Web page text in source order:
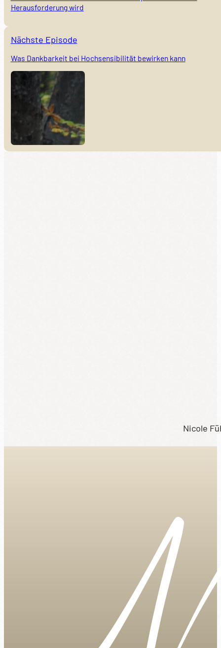
Herausforderung wird
Nächste Episode
Was Dankbarkeit bei Hochsensibilität bewirken kann
Nicole